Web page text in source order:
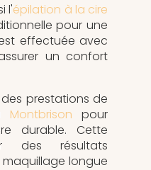
l'épilation à la cire
pour une
effectuée avec
un confort
prestations de
pour
durable. Cette
des résultats
longue